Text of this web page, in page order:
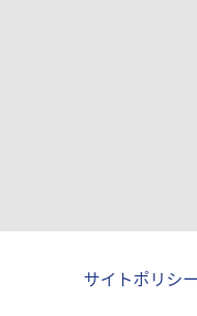
サイトポリシー